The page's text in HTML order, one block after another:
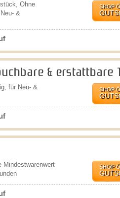
Ohne
&
SHOP
& erstattbare
für Neu- &
SHOP
Mindestwarenwert
SHOP